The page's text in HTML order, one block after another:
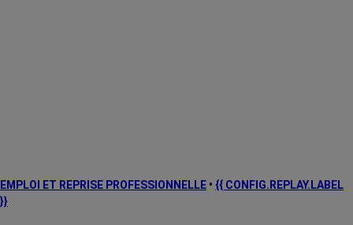
EMPLOI ET REPRISE PROFESSIONNELLE • {{ CONFIG.REPLAY.LABEL
}}